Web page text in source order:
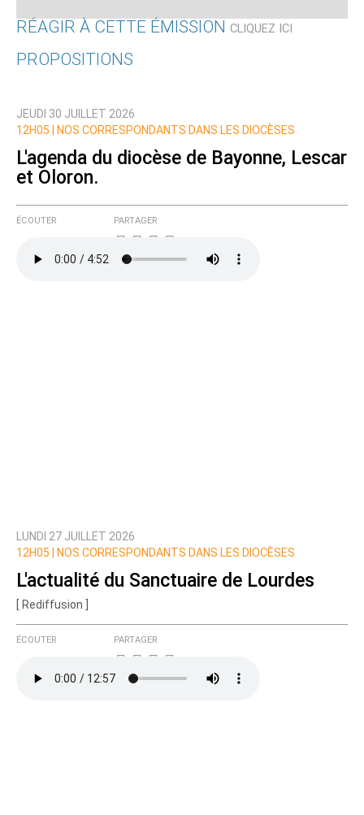
RÉAGIR À CETTE ÉMISSION CLIQUEZ ICI
Nom
Ajoutez votre commentaire ici
Prévenez-moi de tous les nouveaux commentaires
PROPOSITIONS
JEUDI 30 JUILLET 2026
12H05 |
NOS CORRESPONDANTS DANS LES DIOCÈSES
L'agenda du diocèse de Bayonne, Lescar
et Oloron.
ÉCOUTER PARTAGER
LUNDI 27 JUILLET 2026
12H05 |
NOS CORRESPONDANTS DANS LES DIOCÈSES
L'actualité du Sanctuaire de Lourdes
[ Rediffusion ]
ÉCOUTER PARTAGER